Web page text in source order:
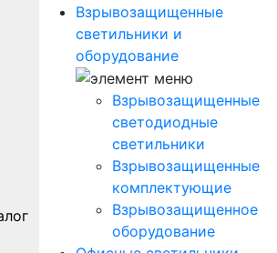
Взрывозащищенные
светильники и
оборудование
Взрывозащищенные
светодиодные
светильники
Взрывозащищенные
комплектующие
Взрывозащищенное
оборудование